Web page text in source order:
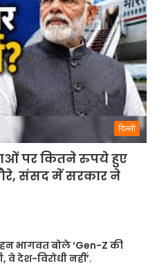
दिल्ली
पर कितने रुपये हुए
संसद में सरकार ने
भागवत बोले ‘Gen-Z की
वे देश-विरोधी नहीं’.